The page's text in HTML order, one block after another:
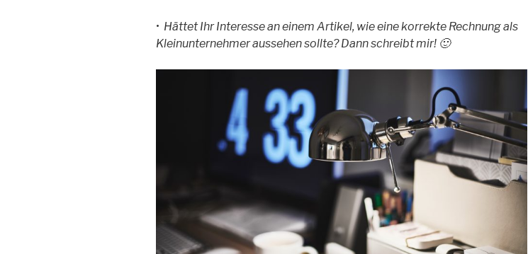
• Hättet Ihr Interesse an einem Artikel, wie eine korrekte Rechnung als
Kleinunternehmer aussehen sollte? Dann schreibt mir! 🙂